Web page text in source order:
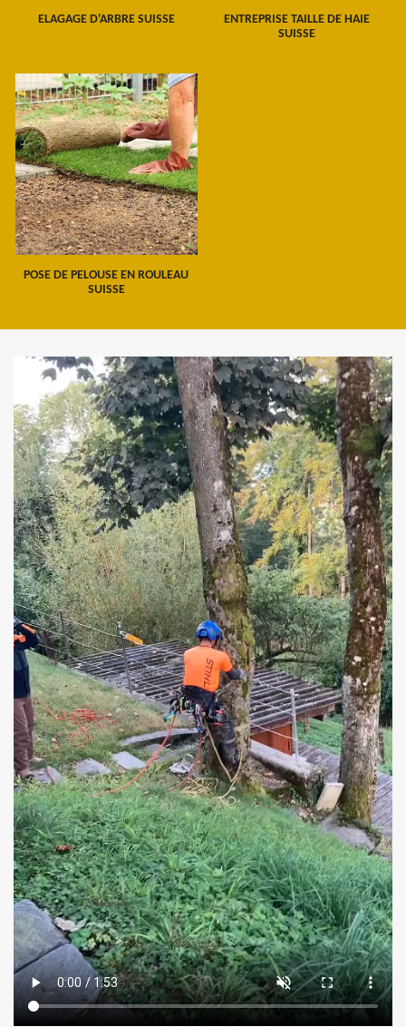
ELAGAGE D'ARBRE SUISSE
ENTREPRISE TAILLE DE HAIE
SUISSE
POSE DE PELOUSE EN ROULEAU
SUISSE